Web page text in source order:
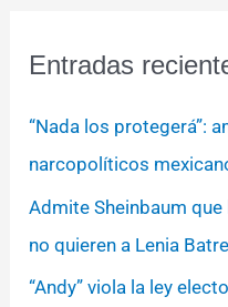
Entradas
“Nada los protegerá”:
narcopolíticos
Admite Sheinbaum
no quieren a Lenia
“Andy” viola la ley